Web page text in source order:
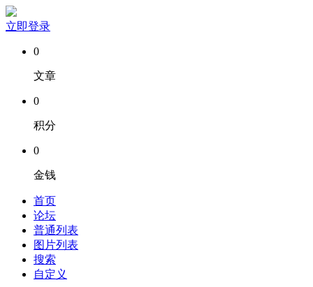
立即登录
0
文章
0
积分
0
金钱
首页
论坛
普通列表
图片列表
搜索
自定义